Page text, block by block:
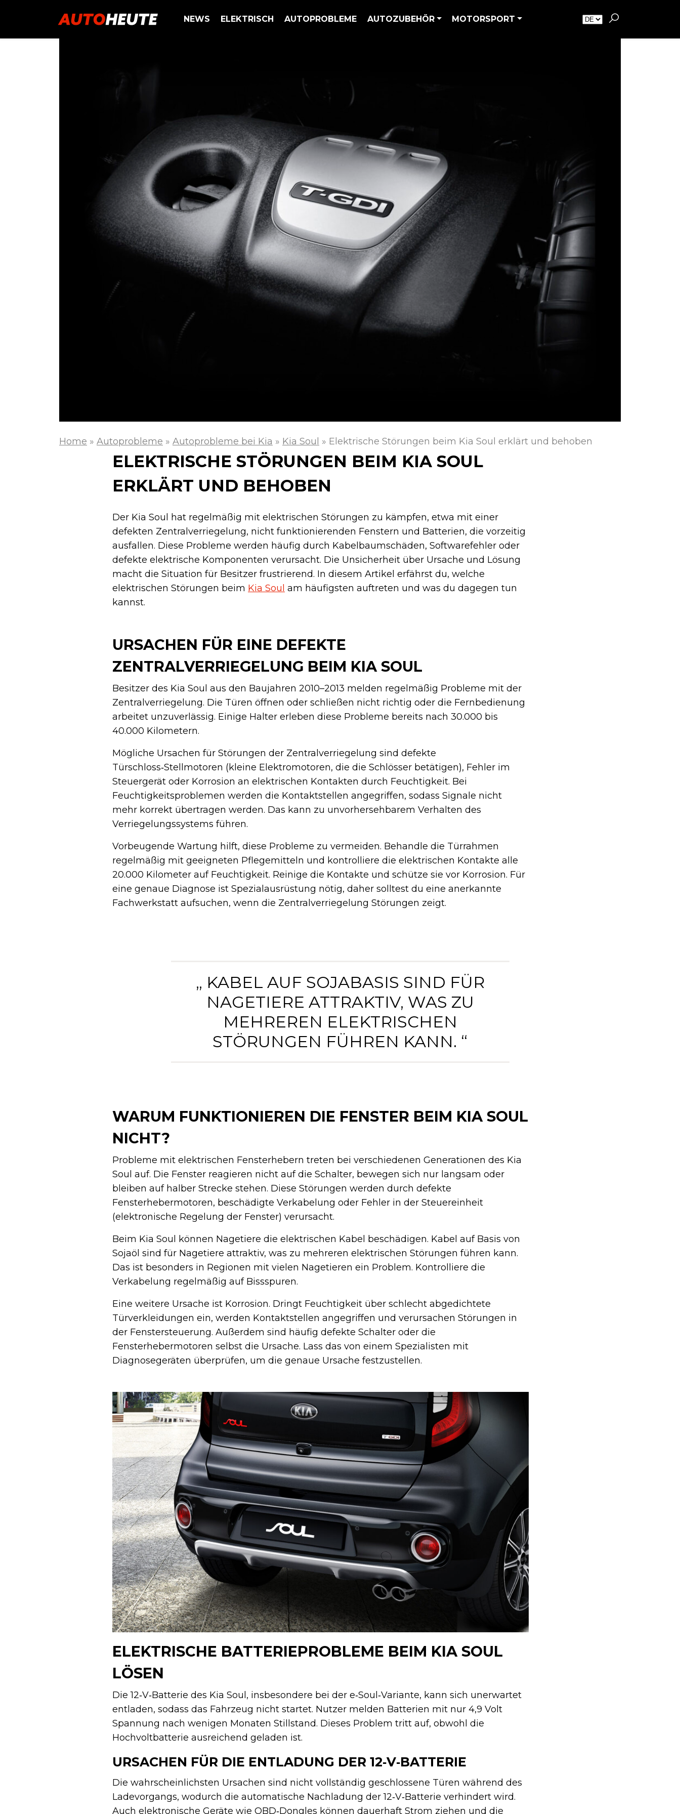
NEWS ELEKTRISCH AUTOPROBLEME AUTOZUBEHÖR MOTORSPORT
Home » Autoprobleme » Autoprobleme bei Kia » Kia Soul » Elektrische Störungen beim Kia Soul erklärt und behoben
ELEKTRISCHE STÖRUNGEN BEIM KIA SOUL
ERKLÄRT UND BEHOBEN
Der Kia Soul hat regelmäßig mit elektrischen Störungen zu kämpfen, etwa mit einer
defekten Zentralverriegelung, nicht funktionierenden Fenstern und Batterien, die vorzeitig
ausfallen. Diese Probleme werden häufig durch Kabelbaumschäden, Softwarefehler oder
defekte elektrische Komponenten verursacht. Die Unsicherheit über Ursache und Lösung
macht die Situation für Besitzer frustrierend. In diesem Artikel erfährst du, welche
elektrischen Störungen beim Kia Soul am häufigsten auftreten und was du dagegen tun
kannst.
URSACHEN FÜR EINE DEFEKTE
ZENTRALVERRIEGELUNG BEIM KIA SOUL
Besitzer des Kia Soul aus den Baujahren 2010–2013 melden regelmäßig Probleme mit der
Zentralverriegelung. Die Türen öffnen oder schließen nicht richtig oder die Fernbedienung
arbeitet unzuverlässig. Einige Halter erleben diese Probleme bereits nach 30.000 bis
40.000 Kilometern.
Mögliche Ursachen für Störungen der Zentralverriegelung sind defekte
Türschloss‑Stellmotoren (kleine Elektromotoren, die die Schlösser betätigen), Fehler im
Steuergerät oder Korrosion an elektrischen Kontakten durch Feuchtigkeit. Bei
Feuchtigkeitsproblemen werden die Kontaktstellen angegriffen, sodass Signale nicht
mehr korrekt übertragen werden. Das kann zu unvorhersehbarem Verhalten des
Verriegelungssystems führen.
Vorbeugende Wartung hilft, diese Probleme zu vermeiden. Behandle die Türrahmen
regelmäßig mit geeigneten Pflegemitteln und kontrolliere die elektrischen Kontakte alle
20.000 Kilometer auf Feuchtigkeit. Reinige die Kontakte und schütze sie vor Korrosion. Für
eine genaue Diagnose ist Spezialausrüstung nötig, daher solltest du eine anerkannte
Fachwerkstatt aufsuchen, wenn die Zentralverriegelung Störungen zeigt.
„ KABEL AUF SOJABASIS SIND FÜR
NAGETIERE ATTRAKTIV, WAS ZU
MEHREREN ELEKTRISCHEN
STÖRUNGEN FÜHREN KANN. “
WARUM FUNKTIONIEREN DIE FENSTER BEIM KIA SOUL
NICHT?
Probleme mit elektrischen Fensterhebern treten bei verschiedenen Generationen des Kia
Soul auf. Die Fenster reagieren nicht auf die Schalter, bewegen sich nur langsam oder
bleiben auf halber Strecke stehen. Diese Störungen werden durch defekte
Fensterhebermotoren, beschädigte Verkabelung oder Fehler in der Steuereinheit
(elektronische Regelung der Fenster) verursacht.
Beim Kia Soul können Nagetiere die elektrischen Kabel beschädigen. Kabel auf Basis von
Sojaöl sind für Nagetiere attraktiv, was zu mehreren elektrischen Störungen führen kann.
Das ist besonders in Regionen mit vielen Nagetieren ein Problem. Kontrolliere die
Verkabelung regelmäßig auf Bissspuren.
Eine weitere Ursache ist Korrosion. Dringt Feuchtigkeit über schlecht abgedichtete
Türverkleidungen ein, werden Kontaktstellen angegriffen und verursachen Störungen in
der Fenstersteuerung. Außerdem sind häufig defekte Schalter oder die
Fensterhebermotoren selbst die Ursache. Lass das von einem Spezialisten mit
Diagnosegeräten überprüfen, um die genaue Ursache festzustellen.
ELEKTRISCHE BATTERIEPROBLEME BEIM KIA SOUL
LÖSEN
Die 12‑V‑Batterie des Kia Soul, insbesondere bei der e‑Soul‑Variante, kann sich unerwartet
entladen, sodass das Fahrzeug nicht startet. Nutzer melden Batterien mit nur 4,9 Volt
Spannung nach wenigen Monaten Stillstand. Dieses Problem tritt auf, obwohl die
Hochvoltbatterie ausreichend geladen ist.
URSACHEN FÜR DIE ENTLADUNG DER 12‑V‑BATTERIE
Die wahrscheinlichsten Ursachen sind nicht vollständig geschlossene Türen während des
Ladevorgangs, wodurch die automatische Nachladung der 12‑V‑Batterie verhindert wird.
Auch elektronische Geräte wie OBD‑Dongles können dauerhaft Strom ziehen und die